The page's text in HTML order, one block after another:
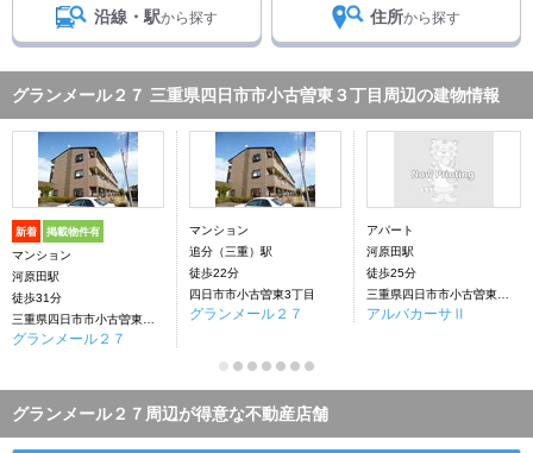
沿線・駅から探す 住所から探す
グランメール２７ 三重県四日市市小古曽東３丁目周辺の建物情報
新着 掲載物件有
マンション
河原田駅
徒歩31分
グランメール２７
マンション
追分（三重）駅
徒歩22分
四日市市小古曽東3丁目
グランメール２７
アパート
河原田駅
徒歩25分
アルバカーサⅡ
グランメール２７周辺が得意な不動産店舗